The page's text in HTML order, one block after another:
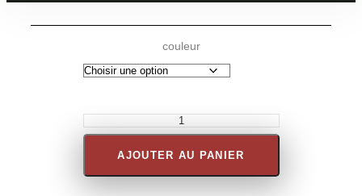
couleur
AJOUTER AU PANIER